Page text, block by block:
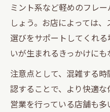
ミント系など軽めのフレ
しょう。お店によっては
選びをサポートしてくれ
いが生まれるきっかけにも
注意点として、混雑する
認することで、より快適
営業を行っている店舗も